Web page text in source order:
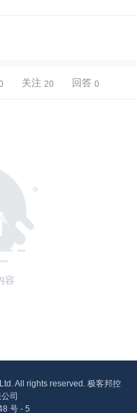
关注 回答
容
All rights reserved. 极客邦控
司
号 - 5